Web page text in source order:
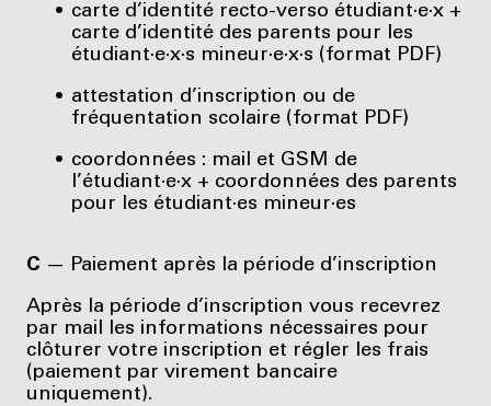
carte d’identité recto-verso étudiant·e·x +
carte d’identité des parents pour les
étudiant·e·x·s mineur·e·x·s (format PDF)
attestation d’inscription ou de
fréquentation scolaire (format PDF)
coordonnées : mail et GSM de
l’étudiant·e·x + coordonnées des parents
pour les étudiant·es mineur·es
C — Paiement après la période d’inscription
Après la période d’inscription vous recevrez
par mail les informations nécessaires pour
clôturer votre inscription et régler les frais
(paiement par virement bancaire
uniquement).